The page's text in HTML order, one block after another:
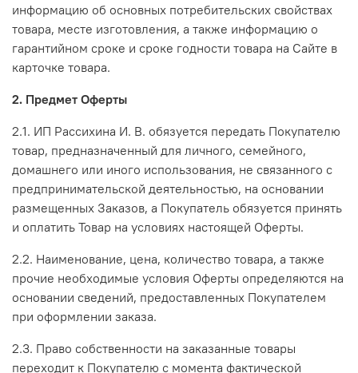
информацию об основных потребительских свойствах
товара, месте изготовления, а также информацию о
гарантийном сроке и сроке годности товара на Сайте в
карточке товара.
2. Предмет Оферты
2.1. ИП Рассихина И. В. обязуется передать Покупателю
товар, предназначенный для личного, семейного,
домашнего или иного использования, не связанного с
предпринимательской деятельностью, на основании
размещенных Заказов, а Покупатель обязуется принять
и оплатить Товар на условиях настоящей Оферты.
2.2. Наименование, цена, количество товара, а также
прочие необходимые условия Оферты определяются на
основании сведений, предоставленных Покупателем
при оформлении заказа.
2.3. Право собственности на заказанные товары
переходит к Покупателю с момента фактической